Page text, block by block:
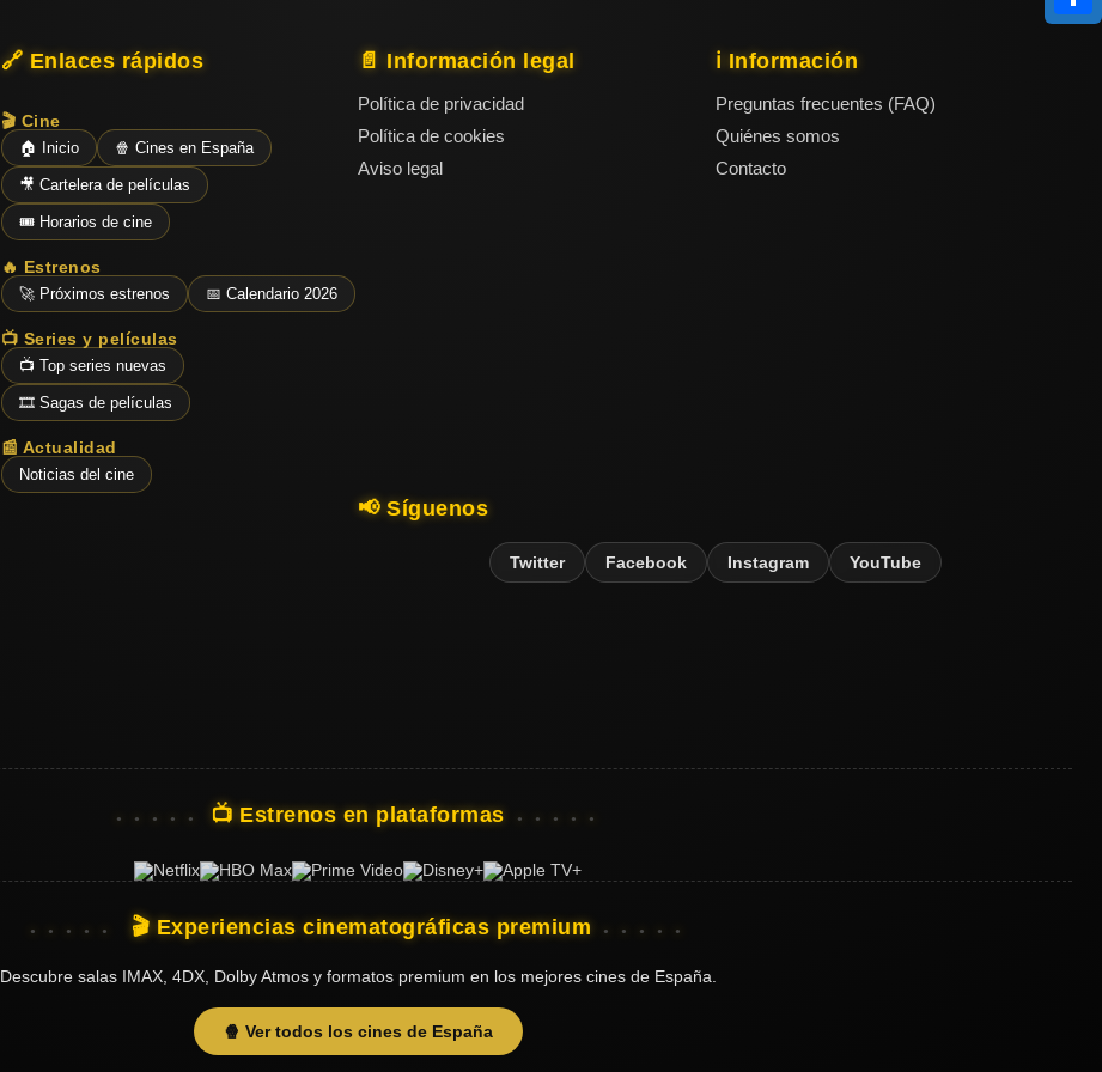
🔗 Enlaces rápidos
🎬 Cine
🏠 Inicio 🍿 Cines en España
🎥 Cartelera de películas
🎟️ Horarios de cine
🔥 Estrenos
🚀 Próximos estrenos 📅 Calendario 2026
📺 Series y películas
📺 Top series nuevas
🎞️ Sagas de películas
📰 Actualidad
Noticias del cine
📄 Información legal
Política de privacidad
Política de cookies
Aviso legal
ℹ️ Información
Preguntas frecuentes (FAQ)
Quiénes somos
Contacto
📢 Síguenos
Twitter Facebook Instagram YouTube
📺 Estrenos en plataformas
🎬 Experiencias cinematográficas premium
Descubre salas IMAX, 4DX, Dolby Atmos y formatos premium en los mejores cines de España.
🍿 Ver todos los cines de España